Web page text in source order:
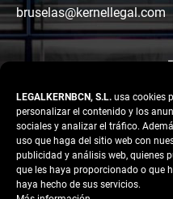
LEGALKERNBCN, S.L. usa cookies
personalizar el contenido y los
sociales y analizar el tráfico.
uso que haga del sitio web con
publicidad y análisis web, quienes
que les haya proporcionado o que
haya hecho de sus servicios.
bruselas@kernellegal.com
LinkedIn
Instagram